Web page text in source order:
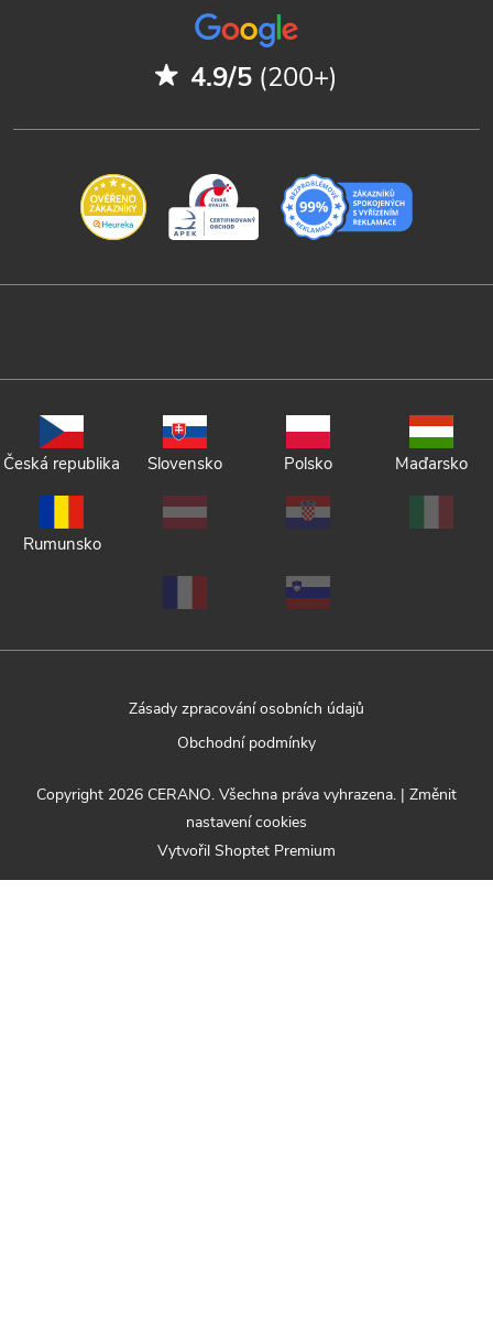
4.9/5 (200+)
Česká republika Slovensko Polsko Maďarsko
Rumunsko
Zásady zpracování osobních údajů
Obchodní podmínky
Vytvořil Shoptet Premium
Copyright 2026 CERANO. Všechna práva vyhrazena. | Změnit
nastavení cookies